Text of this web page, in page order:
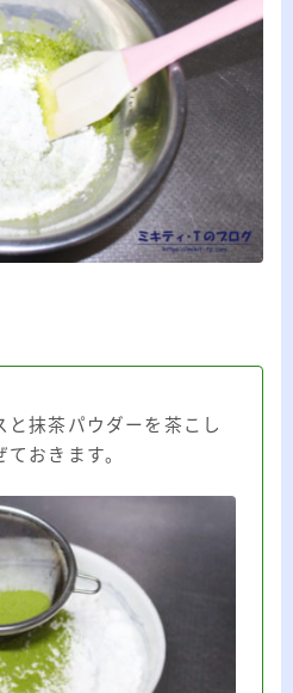
と抹茶パウダーを茶こし
おきます。